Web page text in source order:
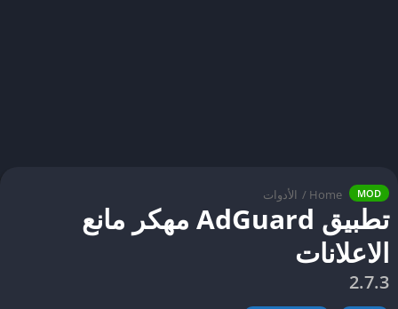
MOD
Home
/ الأدوات
تطبيق AdGuard مهكر مانع
الاعلانات
2.7.3